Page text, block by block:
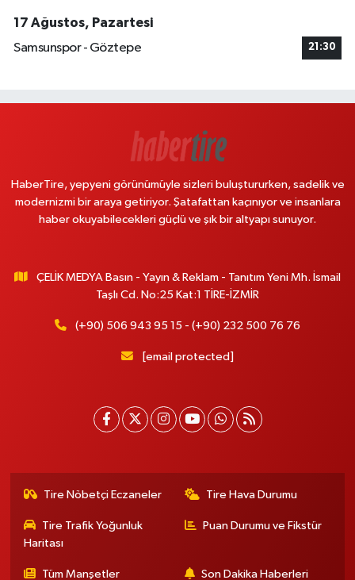
17 Ağustos, Pazartesi
Samsunspor - Göztepe
21:30
HaberTire, yepyeni görünümüyle sizleri buluştururken, sadelik ve
modernizmi bir araya getiriyor. Şatafattan kaçınıyor ve insanlara
haber okuyabilecekleri güçlü ve şık bir altyapı sunuyor.
ÇELİK MEDYA Basın - Yayın & Reklam - Tanıtım Yeni Mh. İsmail
Taşlı Cd. No:25 Kat:1 TİRE-İZMİR
(+90) 506 943 95 15 - (+90) 232 500 76 76
[email protected]
Tire Nöbetçi Eczaneler Tire Hava Durumu
Tire Trafik Yoğunluk
Haritası
Puan Durumu ve Fikstür
Tüm Manşetler Son Dakika Haberleri